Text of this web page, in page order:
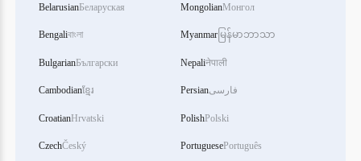
BelarusianБеларуская
Bengaliবাংলা
BulgarianБългарски
Cambodianខ្មែរ
CroatianHrvatski
CzechČeský
MongolianМонгол
Myanmar မြန်မာဘာသာ
Nepaliनेपाली
Persianفارسی
PolishPolski
PortuguesePortuguês